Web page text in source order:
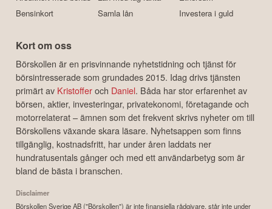
Bensinkort
Samla lån
Investera i guld
Kort om oss
Börskollen är en prisvinnande nyhetstidning och tjänst för
börsintresserade som grundades 2015. Idag drivs tjänsten
primärt av Kristofferoch Daniel. Båda har stor erfarenhet av
börsen, aktier, investeringar, privatekonomi, företagande och
motorrelaterat – ämnen som det frekvent skrivs nyheter om till
Börskollens växande skara läsare. Nyhetsappen som finns
tillgänglig, kostnadsfritt, har under åren laddats ner
hundratusentals gånger och med ett användarbetyg som är
bland de bästa i branschen.
Disclaimer
Börskollen Sverige AB ("Börskollen") är inte finansiella rådgivare, står inte under